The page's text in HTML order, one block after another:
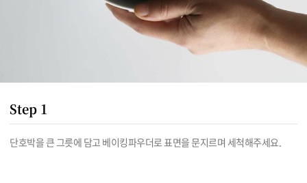
Step 1
단호박을 큰 그릇에 담고 베이킹파우더로 표면을 문지르며 세척해주세요.